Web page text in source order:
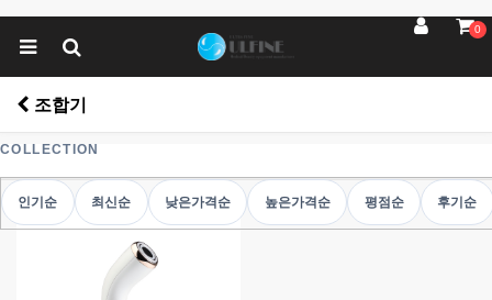
0
조합기
COLLECTION
인기순 최신순 낮은가격순 높은가격순 평점순 후기순